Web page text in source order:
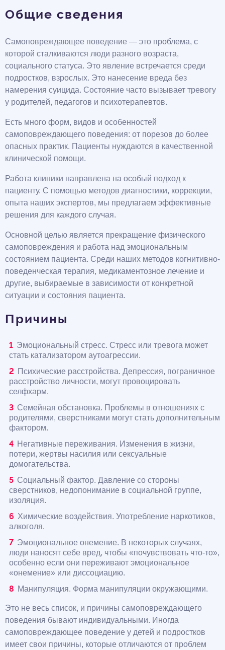
Общие сведения
Самоповреждающее поведение — это проблема, с
которой сталкиваются люди разного возраста,
социального статуса. Это явление встречается среди
подростков, взрослых. Это нанесение вреда без
намерения суицида. Состояние часто вызывает тревогу
у родителей, педагогов и психотерапевтов.
Есть много форм, видов и особенностей
самоповреждающего поведения: от порезов до более
опасных практик. Пациенты нуждаются в качественной
клинической помощи.
Работа клиники направлена на особый подход к
пациенту. С помощью методов диагностики, коррекции,
опыта наших экспертов, мы предлагаем эффективные
решения для каждого случая.
Основной целью является прекращение физического
самоповреждения и работа над эмоциональным
состоянием пациента. Среди наших методов когнитивно-
поведенческая терапия, медикаментозное лечение и
другие, выбираемые в зависимости от конкретной
ситуации и состояния пациента.
Причины
Эмоциональный стресс. Стресс или тревога может
стать катализатором аутоагрессии.
Психические расстройства. Депрессия, пограничное
расстройство личности, могут провоцировать
селфхарм.
Семейная обстановка. Проблемы в отношениях с
родителями, сверстниками могут стать дополнительным
фактором.
Негативные переживания. Изменения в жизни,
потери, жертвы насилия или сексуальные
домогательства.
Социальный фактор. Давление со стороны
сверстников, недопонимание в социальной группе,
изоляция.
Химические воздействия. Употребление наркотиков,
алкоголя.
Эмоциональное онемение. В некоторых случаях,
люди наносят себе вред, чтобы «почувствовать что-то»,
особенно если они переживают эмоциональное
«онемение» или диссоциацию.
Манипуляция. Форма манипуляции окружающими.
Это не весь список, и причины самоповреждающего
поведения бывают индивидуальными. Иногда
самоповреждающее поведение у детей и подростков
имеет свои причины, которые отличаются от проблем